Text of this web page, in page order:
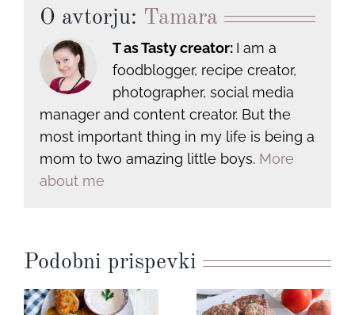
O avtorju: Tamara
T as Tasty creator: I am a
foodblogger, recipe creator,
photographer, social media
manager and content creator. But the
most important thing in my life is being a
mom to two amazing little boys. More
about me
Podobni prispevki